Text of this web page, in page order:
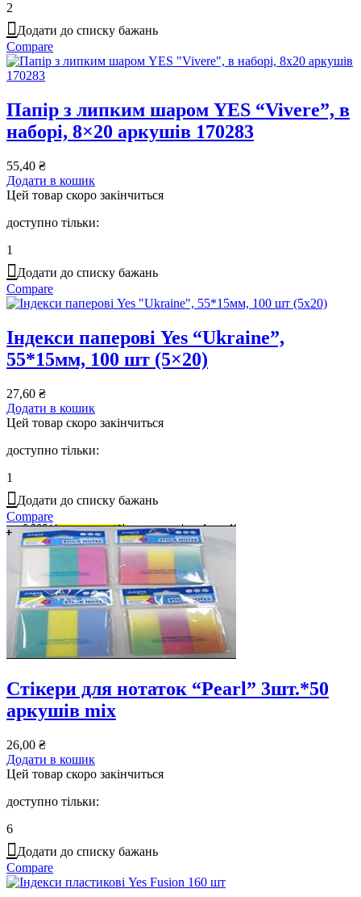
2
Додати до списку бажань
Compare
Папір з липким шаром YES “Vivere”, в
наборі, 8×20 аркушів 170283
55,40 ₴
Додати в кошик
Цей товар скоро закінчиться
доступно тільки:
1
Додати до списку бажань
Compare
Індекси паперові Yes “Ukraine”,
55*15мм, 100 шт (5×20)
27,60 ₴
Додати в кошик
Цей товар скоро закінчиться
доступно тільки:
1
Додати до списку бажань
Compare
Стікери для нотаток “Pearl” 3шт.*50
аркушів mix
26,00 ₴
Додати в кошик
Цей товар скоро закінчиться
доступно тільки:
6
Додати до списку бажань
Compare